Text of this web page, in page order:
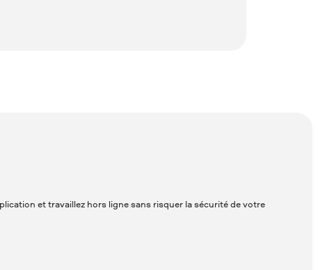
et travaillez hors ligne sans risquer la sécurité de votre